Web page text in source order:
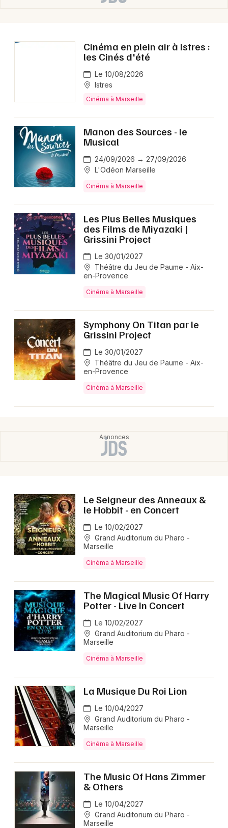
Cinéma en plein air à Istres :
les Cinés d'été
Le 10/08/2026
Istres
Cinéma à Marseille
Manon des Sources - le
Musical
24/09/2026 → 27/09/2026
L'Odéon Marseille
Cinéma à Marseille
Les Plus Belles Musiques
des Films de Miyazaki |
Grissini Project
Le 30/01/2027
Théâtre du Jeu de Paume - Aix-
en-Provence
Cinéma à Marseille
Symphony On Titan par le
Grissini Project
Le 30/01/2027
Théâtre du Jeu de Paume - Aix-
en-Provence
Cinéma à Marseille
Le Seigneur des Anneaux &
le Hobbit - en Concert
Le 10/02/2027
Grand Auditorium du Pharo -
Marseille
Cinéma à Marseille
The Magical Music Of Harry
Potter - Live In Concert
Le 10/02/2027
Grand Auditorium du Pharo -
Marseille
Cinéma à Marseille
La Musique Du Roi Lion
Le 10/04/2027
Grand Auditorium du Pharo -
Marseille
Cinéma à Marseille
The Music Of Hans Zimmer
& Others
Le 10/04/2027
Grand Auditorium du Pharo -
Marseille